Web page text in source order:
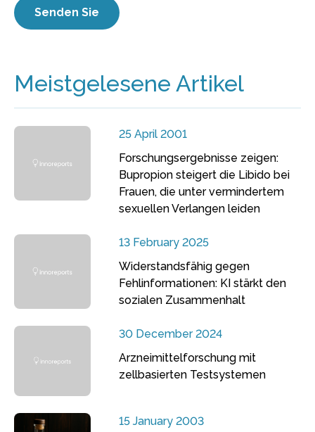
Meistgelesene Artikel
25 April 2001
Forschungsergebnisse zeigen:
Bupropion steigert die Libido bei
Frauen, die unter vermindertem
sexuellen Verlangen leiden
13 February 2025
Widerstandsfähig gegen
Fehlinformationen: KI stärkt den
sozialen Zusammenhalt
30 December 2024
Arzneimittelforschung mit
zellbasierten Testsystemen
15 January 2003